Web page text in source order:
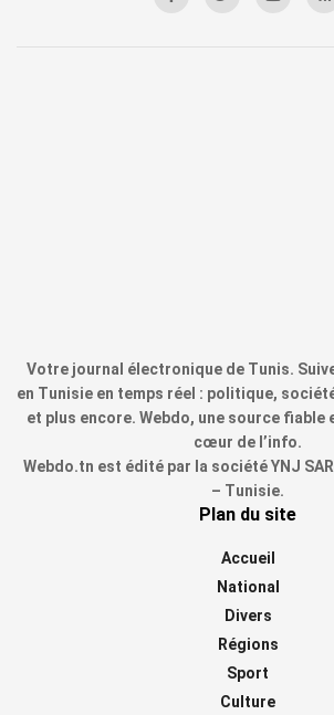
Votre journal électronique de Tunis.
en Tunisie en temps réel : politique,
et plus encore. Webdo, une source fiable
cœur de l’info.
Webdo.tn est édité par la société YNJ
– Tunisie.
Plan du site
Accueil
National
Divers
Régions
Sport
Culture